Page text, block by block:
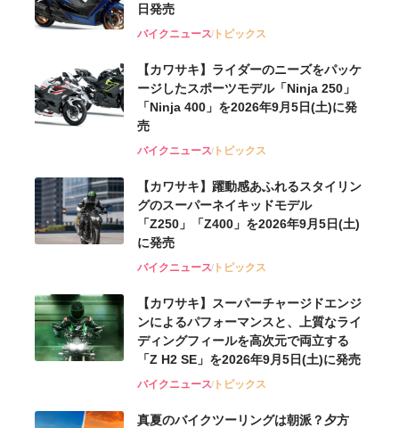
日発売
バイクニューストピックス
【カワサキ】ライダーのニーズをパッケ
ージしたスポーツモデル「Ninja 250」
「Ninja 400」を2026年9月5日(土)に発
売
バイクニューストピックス
【カワサキ】躍動感あふれるスタイリン
グのスーパーネイキッドモデル
「Z250」「Z400」を2026年9月5日(土)
に発売
バイクニューストピックス
【カワサキ】スーパーチャージドエンジ
ンによるパフォーマンスと、上質なライ
ディングフィールを高次元で両立する
「Z H2 SE」を2026年9月5日(土)に発売
バイクニューストピックス
真夏のバイクツーリングは朝派？夕方